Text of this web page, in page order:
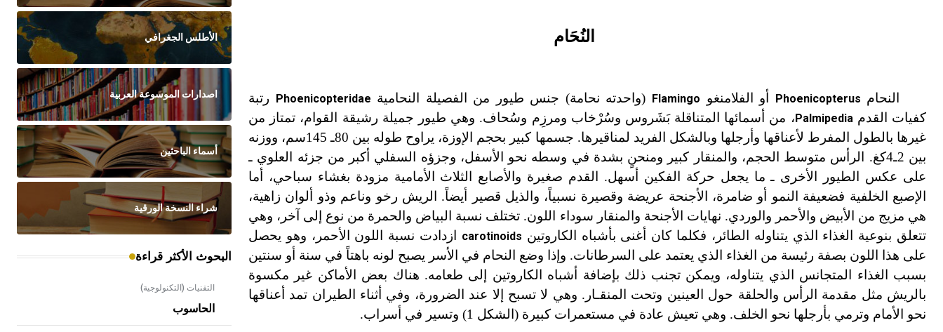
النُحَام
النحام Phoenicopterus أو الفلامنغو Flamingo (واحدته نحامة) جنس طيور من الفصيلة النحامية Phoenicopteridae رتبة
كفيات القدم Palmipedia، من أسمائها المتناقلة بَشَروس وسُرْخاب ومرزِم وسُحاف. وهي طيور جميلة رشيقة القوام، تمتاز من
غيرها بالطول المفرط لأعناقها وأرجلها وبالشكل الفريد لمناقيرها. جسمها كبير بحجم الإوزة، يراوح طوله بين 80ـ 145سم، ووزنه
بين 2ـ4كغ. الرأس متوسط الحجم، والمنقار كبير ومنحنٍ بشدة في وسطه نحو الأسفل، وجزؤه السفلي أكبر من جزئه العلوي ـ
على عكس الطيور الأخرى ـ ما يجعل حركة الفكين أسهل. القدم صغيرة والأصابع الثلاث الأمامية مزودة بغشاء سباحي، أما
الإصبع الخلفية فضعيفة النمو أو ضامرة، الأجنحة عريضة وقصيرة نسبياً، والذيل قصير أيضاً. الريش رخو وناعم وذو ألوان زاهية،
هي مزيج من الأبيض والأحمر والوردي. نهايات الأجنحة والمنقار سوداء اللون. تختلف نسبة البياض والحمرة من نوع إلى آخر، وهي
تتعلق بنوعية الغذاء الذي يتناوله الطائر، فكلما كان أغنى بأشباه الكاروتين carotinoids
ازدادت نسبة اللون الأحمر، وهو يحصل
على هذا اللون بصفة رئيسة من الغذاء الذي يعتمد على السرطانات. وإذا وضع النحام في الأسر يصبح لونه باهتاً في سنة أو سنتين
بسبب الغذاء المتجانس الذي يتناوله، ويمكن تجنب ذلك بإضافة أشباه الكاروتين إلى طعامه. هناك بعض الأماكن غير مكسوة
بالريش مثل مقدمة الرأس والحلقة حول العينين وتحت المنقـار. وهي لا تسبح إلا عند الضرورة، وفي أثناء الطيران تمد أعناقها
نحو الأمام وترمي بأرجلها نحو الخلف. وهي تعيش عادة في مستعمرات كبيرة (الشكل 1) وتسير في أسراب.
الأطلس الجغرافي
اصدارات الموسوعة العربية
أسماء الباحثين
شراء النسخة الورقية
البحوث الأكثر قراءة
التقنيات (التكنولوجية)
الحاسوب